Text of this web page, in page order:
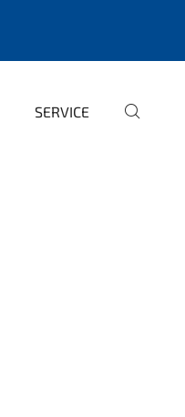
SERVICE